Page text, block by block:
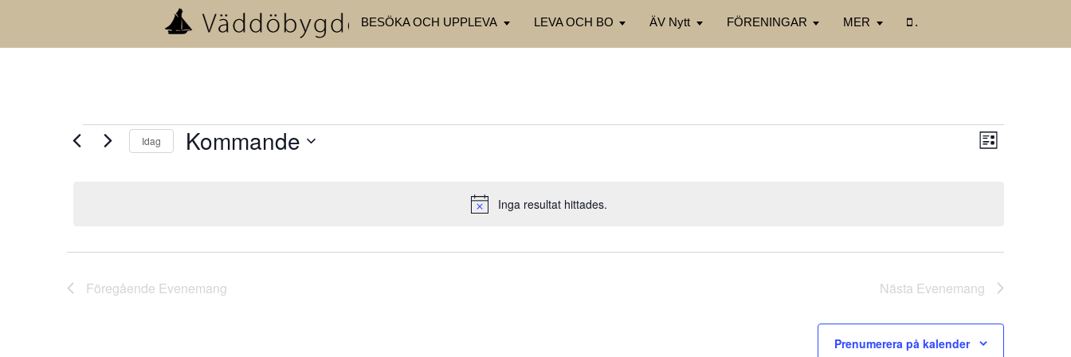
BESÖKA OCH UPPLEVA LEVA OCH BO ÄV Nytt FÖRENINGAR MER .
Evenemang
Notis
Inga resultat hittades.
Vy-
navigering
Lista
Idag Kommande
Föregående Evenemang Nästa Evenemang
Prenumerera på kalender